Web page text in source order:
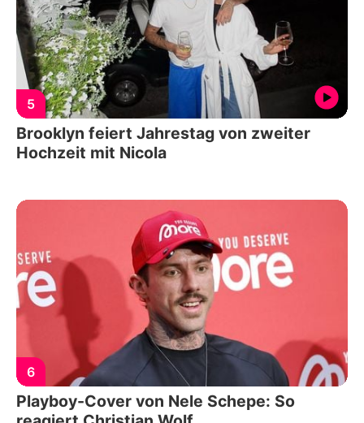
5
Brooklyn feiert Jahrestag von zweiter
Hochzeit mit Nicola
6
Playboy-Cover von Nele Schepe: So